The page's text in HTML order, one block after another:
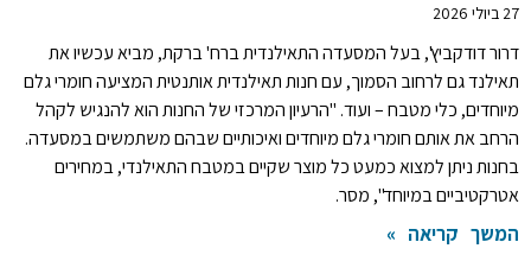
27 ביולי 2026
דרור דודקביץ', בעל המסעדה התאילנדית ברח' ברקת, מביא עכשיו את
תאילנד גם לרחוב הסמוך, עם חנות תאילנדית אותנטית המציעה חומרי גלם
מיוחדים, כלי מטבח – ועוד. "הרעיון המרכזי של החנות הוא להנגיש לקהל
הרחב את אותם חומרי גלם מיוחדים ואיכותיים שבהם משתמשים במסעדה.
בחנות ניתן למצוא כמעט כל מוצר שקיים במטבח התאילנדי, במחירים
אטרקטיביים במיוחד", מסר.
המשך קריאה »